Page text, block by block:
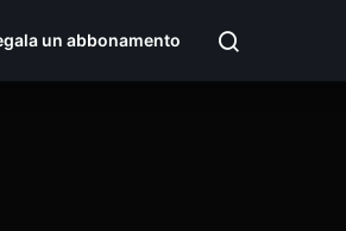
un abbonamento